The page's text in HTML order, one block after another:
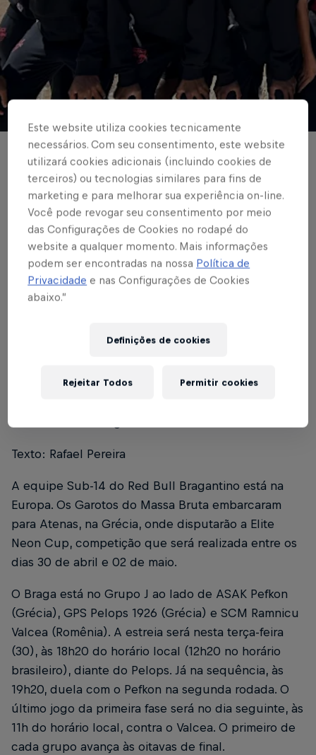
BASE MASCULINA
Garotos do Massa
Bruta viajam para a
disputa da Elite Neon
Cup Sub-14 na Grécia
Published on29.04.2024 · 23:33 UTC
Texto: Rafael Pereira
A equipe Sub-14 do Red Bull Bragantino está na
Europa. Os Garotos do Massa Bruta embarcaram
para Atenas, na Grécia, onde disputarão a Elite
Neon Cup, competição que será realizada entre os
dias 30 de abril e 02 de maio.
O Braga está no Grupo J ao lado de ASAK Pefkon
(Grécia), GPS Pelops 1926 (Grécia) e SCM Ramnicu
Valcea (Romênia). A estreia será nesta terça-feira
(30), às 18h20 do horário local (12h20 no horário
brasileiro), diante do Pelops. Já na sequência, às
19h20, duela com o Pefkon na segunda rodada. O
último jogo da primeira fase será no dia seguinte, às
11h do horário local, contra o Valcea. O primeiro de
cada grupo avança às oitavas de final.
Este website utiliza cookies tecnicamente
necessários. Com seu consentimento, este website
utilizará cookies adicionais (incluindo cookies de
terceiros) ou tecnologias similares para fins de
marketing e para melhorar sua experiência on-line.
Você pode revogar seu consentimento por meio
das Configurações de Cookies no rodapé do
website a qualquer momento. Mais informações
podem ser encontradas na nossa Política de
Privacidade e nas Configurações de Cookies
abaixo.”
Definições de cookies
Rejeitar Todos Permitir cookies